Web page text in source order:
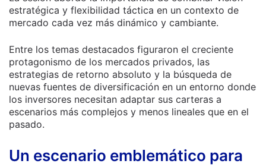
estratégica y flexibilidad táctica en un contexto de
mercado cada vez más dinámico y cambiante.
Entre los temas destacados figuraron el creciente
protagonismo de los mercados privados, las
estrategias de retorno absoluto y la búsqueda de
nuevas fuentes de diversificación en un entorno donde
los inversores necesitan adaptar sus carteras a
escenarios más complejos y menos lineales que en el
pasado.
Un escenario emblemático para